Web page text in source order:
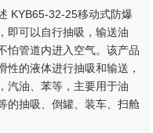
KYB65-32-25移动式防爆
即可以自行抽吸，输送油
怕管道内进入空气。该产品
性的液体进行抽吸和输送，
汽油、苯等，主要用于油
的抽吸、倒罐、装车、扫舱